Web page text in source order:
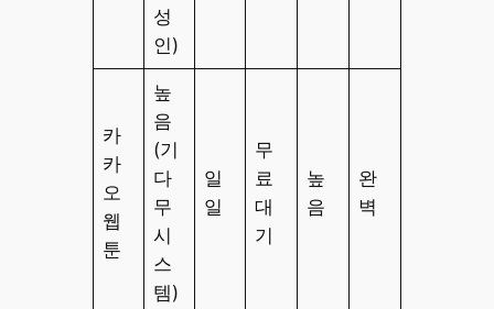
성
인)
카
카
오
웹
툰
높
음
(기
다
무
시
스
템)
일
일
무
료
대
기
높
음
완
벽